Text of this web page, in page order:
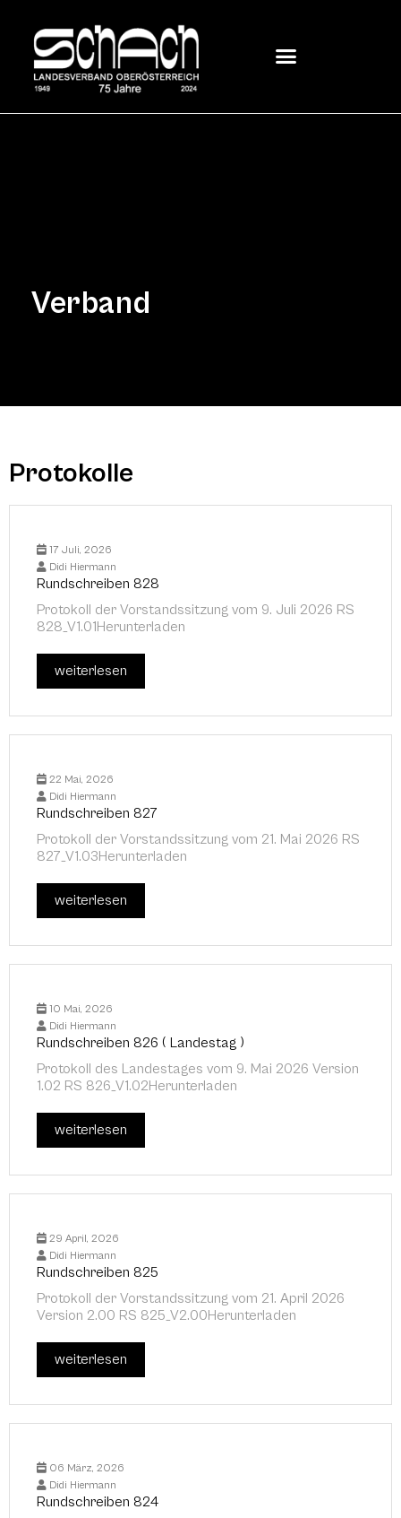
Verband
Protokolle
17 Juli, 2026
Didi Hiermann
Rundschreiben 828
Protokoll der Vorstandssitzung vom 9. Juli 2026 RS
828_V1.01Herunterladen
weiterlesen
22 Mai, 2026
Didi Hiermann
Rundschreiben 827
Protokoll der Vorstandssitzung vom 21. Mai 2026 RS
827_V1.03Herunterladen
weiterlesen
10 Mai, 2026
Didi Hiermann
Rundschreiben 826 ( Landestag )
Protokoll des Landestages vom 9. Mai 2026 Version
1.02 RS 826_V1.02Herunterladen
weiterlesen
29 April, 2026
Didi Hiermann
Rundschreiben 825
Protokoll der Vorstandssitzung vom 21. April 2026
Version 2.00 RS 825_V2.00Herunterladen
weiterlesen
06 März, 2026
Didi Hiermann
Rundschreiben 824